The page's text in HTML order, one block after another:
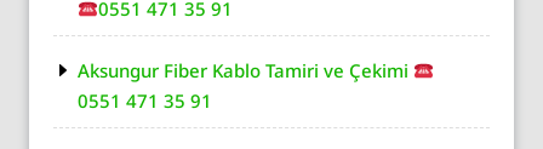
0551 471 35 91
Aksungur Fiber Kablo Tamiri ve Çekimi
0551 471 35 91